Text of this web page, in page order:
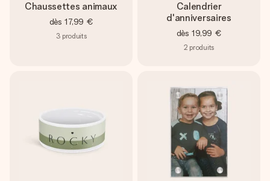
Chaussettes animaux
dès 17,99 €
3 produits
Calendrier
d'anniversaires
dès 19,99 €
2 produits